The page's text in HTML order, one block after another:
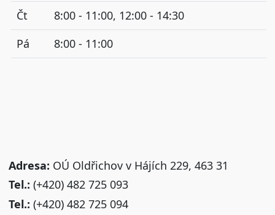
Čt
8:00 - 11:00, 12:00 - 14:30
Pá
8:00 - 11:00
Adresa: OÚ Oldřichov v Hájích 229, 463 31
Tel.: (+420) 482 725 093
Tel.: (+420) 482 725 094